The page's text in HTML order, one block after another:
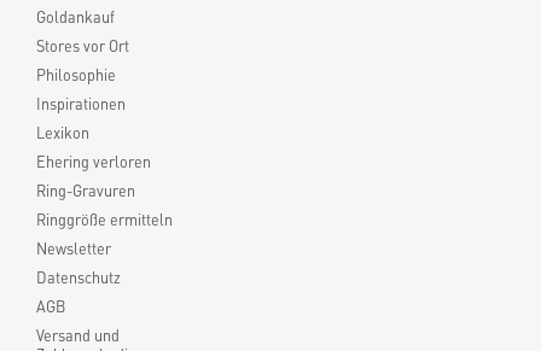
Goldankauf
Stores vor Ort
Philosophie
Inspirationen
Lexikon
Ehering verloren
Ring-Gravuren
Ringgröße ermitteln
Newsletter
Datenschutz
AGB
Versand und